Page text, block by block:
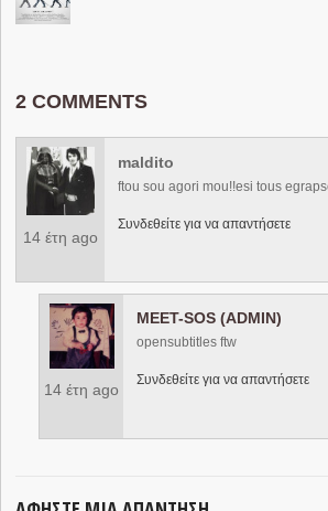
2 COMMENTS
14 έτη ago
maldito
ftou sou agori mou!!esi tous
Συνδεθείτε για να απαντήσετε
14 έτη ago
MEET-SOS (ADMIN)
opensubtitles ftw
Συνδεθείτε για να απαντήσετε